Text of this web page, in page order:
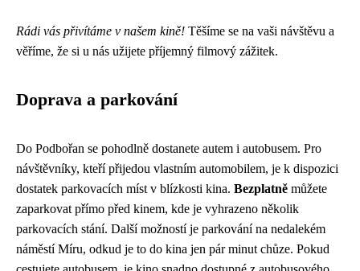
Rádi vás přivítáme v našem kině! Těšíme se na vaši návštěvu a
věříme, že si u nás užijete příjemný filmový zážitek.
Doprava a parkování
Do Podbořan se pohodlně dostanete autem i autobusem. Pro
návštěvníky, kteří přijedou vlastním automobilem, je k dispozici
dostatek parkovacích míst v blízkosti kina. Bezplatně můžete
zaparkovat přímo před kinem, kde je vyhrazeno několik
parkovacích stání. Další možností je parkování na nedalekém
náměstí Míru, odkud je to do kina jen pár minut chůze. Pokud